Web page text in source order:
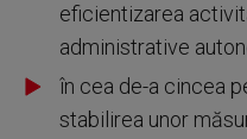
eficientizarea
administrative
în cea de-a cincea
stabilirea unor